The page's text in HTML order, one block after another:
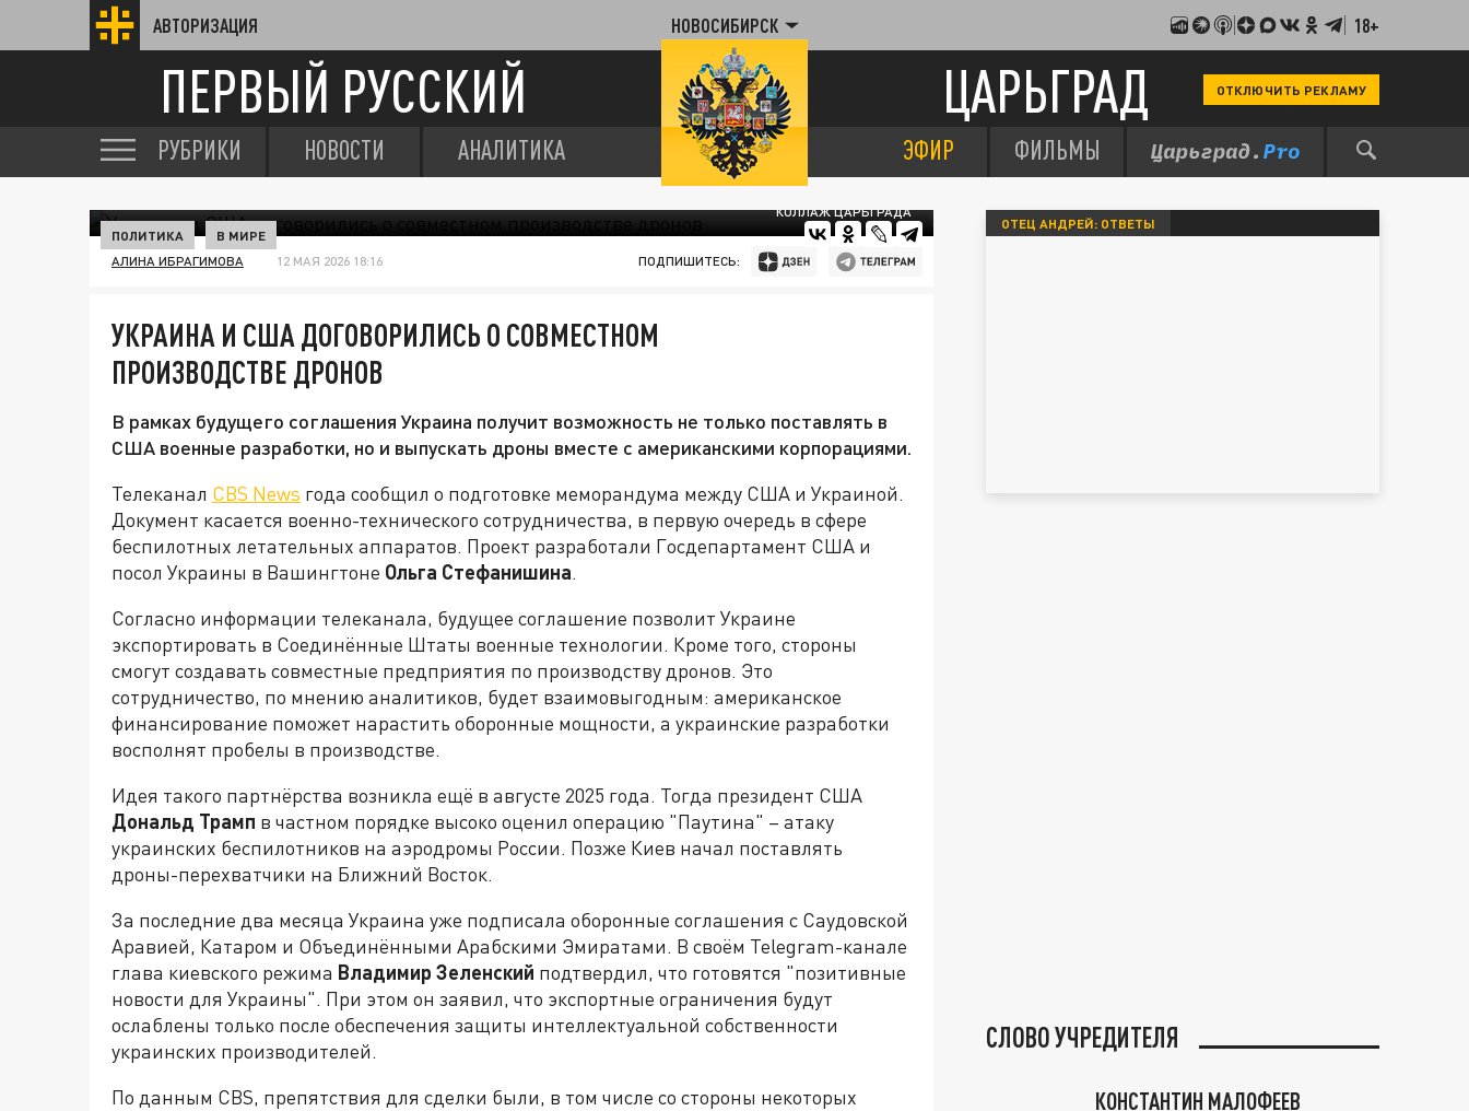
АВТОРИЗАЦИЯ НОВОСИБИРСК 18+
ПЕРВЫЙ РУССКИЙ ЦАРЬГРАД ОТКЛЮЧИТЬ РЕКЛАМУ
РУБРИКИ НОВОСТИ АНАЛИТИКА ЭФИР ФИЛЬМЫ
КОЛЛАЖ ЦАРЬГРАДА
ПОЛИТИКА В МИРЕ
АЛИНА ИБРАГИМОВА 12 МАЯ 2026 18:16 ПОДПИШИТЕСЬ:
УКРАИНА И США ДОГОВОРИЛИСЬ О СОВМЕСТНОМ
ПРОИЗВОДСТВЕ ДРОНОВ
В рамках будущего соглашения Украина получит возможность не только поставлять в
США военные разработки, но и выпускать дроны вместе с американскими корпорациями.
Телеканал CBS News года сообщил о подготовке меморандума между США и Украиной.
Документ касается военно-технического сотрудничества, в первую очередь в сфере
беспилотных летательных аппаратов. Проект разработали Госдепартамент США и
посол Украины в Вашингтоне Ольга Стефанишина.
Согласно информации телеканала, будущее соглашение позволит Украине
экспортировать в Соединённые Штаты военные технологии. Кроме того, стороны
смогут создавать совместные предприятия по производству дронов. Это
сотрудничество, по мнению аналитиков, будет взаимовыгодным: американское
финансирование поможет нарастить оборонные мощности, а украинские разработки
восполнят пробелы в производстве.
Идея такого партнёрства возникла ещё в августе 2025 года. Тогда президент США
Дональд Трамп в частном порядке высоко оценил операцию "Паутина" – атаку
украинских беспилотников на аэродромы России. Позже Киев начал поставлять
дроны-перехватчики на Ближний Восток.
За последние два месяца Украина уже подписала оборонные соглашения с Саудовской
Аравией, Катаром и Объединёнными Арабскими Эмиратами. В своём Telegram-канале
глава киевского режима Владимир Зеленский подтвердил, что готовятся "позитивные
новости для Украины". При этом он заявил, что экспортные ограничения будут
ослаблены только после обеспечения защиты интеллектуальной собственности
украинских производителей.
По данным CBS, препятствия для сделки были, в том числе со стороны некоторых
ОТЕЦ АНДРЕЙ: ОТВЕТЫ
СЛОВО УЧРЕДИТЕЛЯ
КОНСТАНТИН МАЛОФЕЕВ